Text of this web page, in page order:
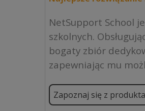
NetSupport School
szkolnych.
bogaty zbiór
zapewniając mu
Zapoznaj się z